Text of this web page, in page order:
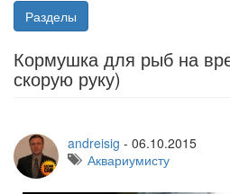
Разделы
Кормушка для рыб на
скорую руку)
andreisig - 06.10.2015
Аквариумисту